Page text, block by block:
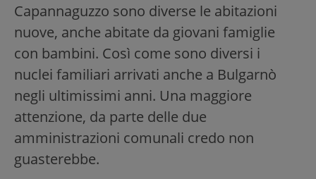
Capannaguzzo sono diverse le abitazioni
nuove, anche abitate da giovani famiglie
con bambini. Così come sono diversi i
nuclei familiari arrivati anche a Bulgarnò
negli ultimissimi anni. Una maggiore
attenzione, da parte delle due
amministrazioni comunali credo non
guasterebbe.